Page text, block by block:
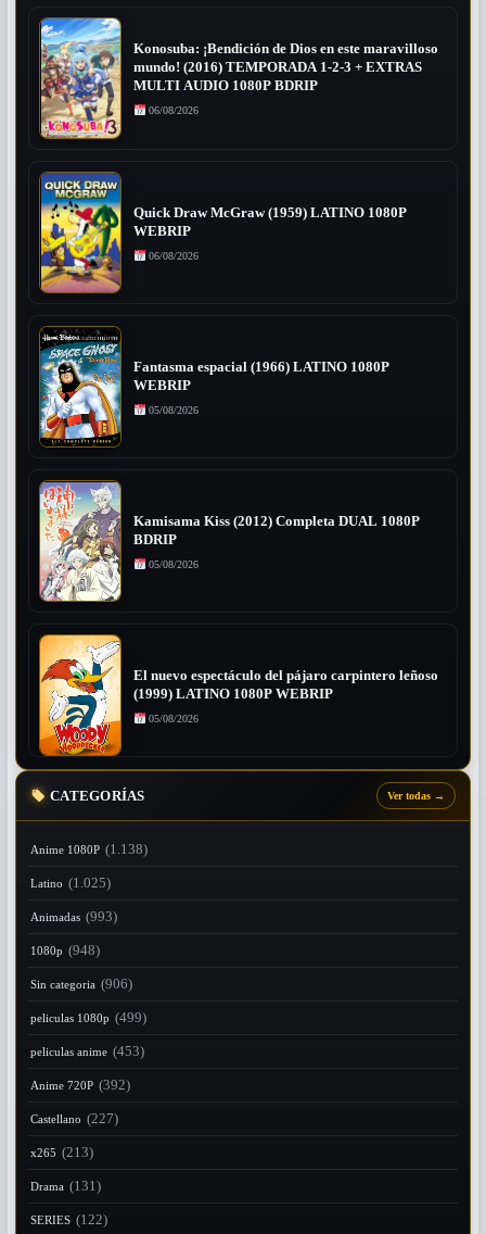
Konosuba: ¡Bendición de Dios en este maravilloso
mundo! (2016) TEMPORADA 1-2-3 + EXTRAS
MULTI AUDIO 1080P BDRIP
06/08/2026
Quick Draw McGraw (1959) LATINO 1080P
WEBRIP
06/08/2026
Fantasma espacial (1966) LATINO 1080P
WEBRIP
05/08/2026
Kamisama Kiss (2012) Completa DUAL 1080P
BDRIP
05/08/2026
El nuevo espectáculo del pájaro carpintero leñoso
(1999) LATINO 1080P WEBRIP
05/08/2026
CATEGORÍAS Ver todas →
Anime 1080P (1.138)
Latino (1.025)
Animadas (993)
1080p (948)
Sin categoria (906)
peliculas 1080p (499)
peliculas anime (453)
Anime 720P (392)
Castellano (227)
x265 (213)
Drama (131)
SERIES (122)